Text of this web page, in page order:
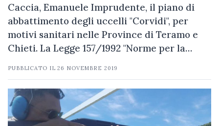
Caccia, Emanuele Imprudente, il piano di
abbattimento degli uccelli "Corvidi", per
motivi sanitari nelle Province di Teramo e
Chieti. La Legge 157/1992 "Norme per la…
PUBBLICATO IL26 NOVEMBRE 2019